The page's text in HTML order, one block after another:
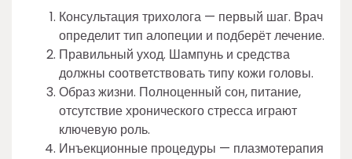
Консультация трихолога — первый шаг. Врач
определит тип алопеции и подберёт лечение.
Правильный уход. Шампунь и средства
должны соответствовать типу кожи головы.
Образ жизни. Полноценный сон, питание,
отсутствие хронического стресса играют
ключевую роль.
Инъекционные процедуры — плазмотерапия